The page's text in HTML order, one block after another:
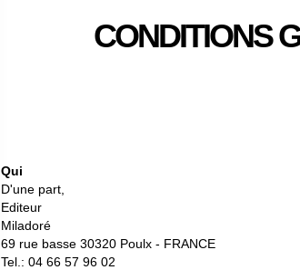
CONDITIONS
Qui
D'une part,
Editeur
Miladoré
69 rue basse 30320 Poulx - FRANCE
Tel.: 04 66 57 96 02